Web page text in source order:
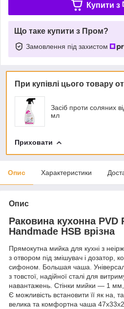
Купити з
Що таке купити з Пром?
Замовлення під захистом
При купівлі цього товару
Засіб проти соляних
мл
Приховати
Опис Характеристики
Опис
Раковина кухонна PVD
Handmade HSB врізна
Прямокутна мийка для кухні з
з отвором під змішувач і дозатор,
сифоном. Большая чаша.
з товстої, надійної сталі для
навантажень. Стінки мийки — 1
Є можливість встановити її як на,
велика та комфортна чаша